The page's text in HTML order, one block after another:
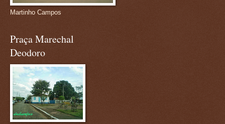
Martinho Campos
Praça Marechal
Deodoro